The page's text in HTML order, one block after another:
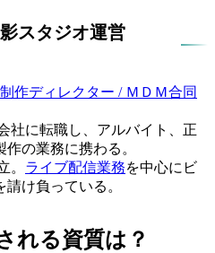
スタジオ運営
作ディレクター / ＭＤＭ合同
社に転職し、アルバイト、正
の業務に携わる。
。 ライブ配信業務を中心にビ
け負っている。
れる資質は？